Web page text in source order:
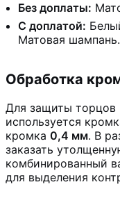
Без доплаты:
С доплатой:
Матовая шампань.
Обработка
Для защиты торцов
используется
кромка 0,4 мм. В
заказать
комбинированный
для выделения